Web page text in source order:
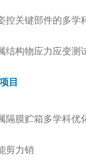
控关键部件的多学
结构物应力应变测
目
隔膜贮箱多学科优
剪力销